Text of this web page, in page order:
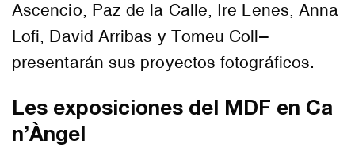
Ascencio, Paz de la Calle, Ire Lenes, Anna
Lofi, David Arribas y Tomeu Coll–
presentarán sus proyectos fotográficos.
Les exposiciones del MDF en Ca
n’Àngel